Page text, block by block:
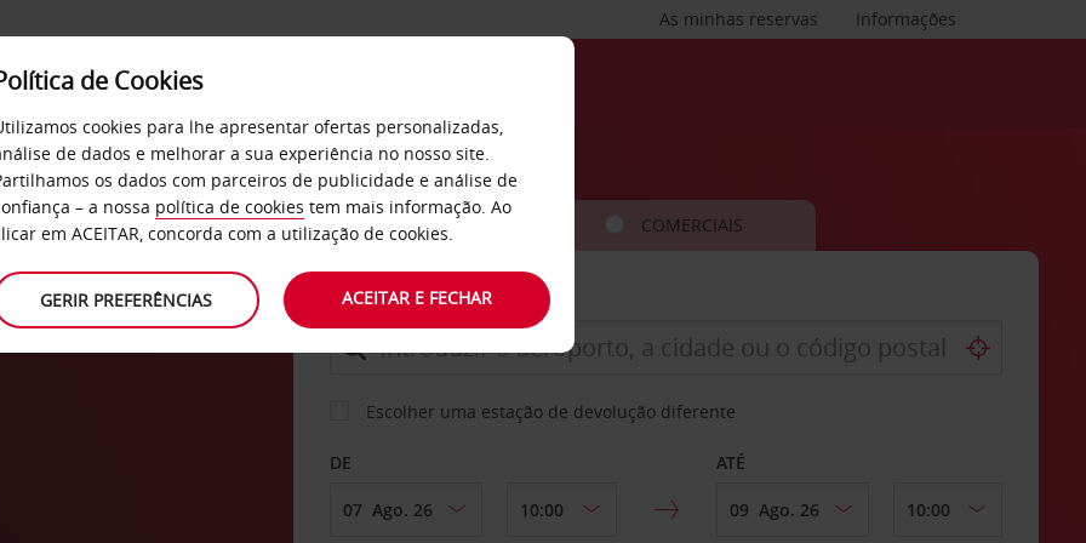
Informações
As minhas reservas
SERVIÇOS EMPRESAS
CARRO COMERCIAIS
LEVANTAR EM
Escolher uma estação de devolução diferente
DE ATÉ
de Cookies
cookies para lhe apresentar ofertas personalizadas,
de dados e melhorar a sua experiência no nosso site.
os dados com parceiros de publicidade e análise de
– a nossa política de cookies tem mais informação. Ao
em ACEITAR, concorda com a utilização de cookies.
GERIR PREFERÊNCIAS ACEITAR E FECHAR